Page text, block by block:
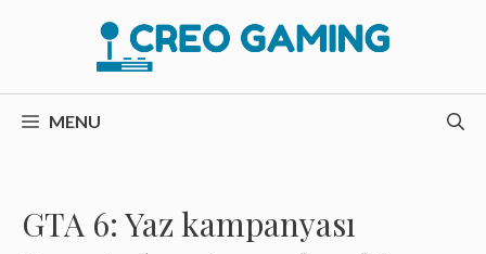
MENU
GTA 6: Yaz kampanyası